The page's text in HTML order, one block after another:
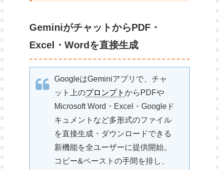
GeminiがチャットからPDF・
Excel・Wordを直接生成
GoogleはGeminiアプリで、チャ
ット上のプロンプト からPDFや
Microsoft Word・Excel・Googleド
キュメントなど多形式のファイル
を直接生成・ダウンロードできる
新機能を全ユーザーに提供開始。
コピー&ペーストの手間を排し、